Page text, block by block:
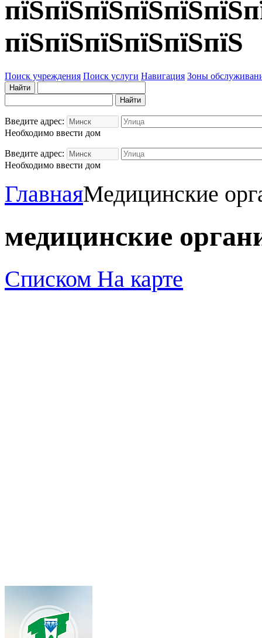
пїЅпїЅпїЅпїЅпїЅпїЅ
Поиск учреждения Поиск услуги Навигация Зоны
Введите адрес:
Необходимо ввести дом
Введите адрес:
Необходимо ввести дом
ГлавнаяМедицинские
медицинские
Списком На карте